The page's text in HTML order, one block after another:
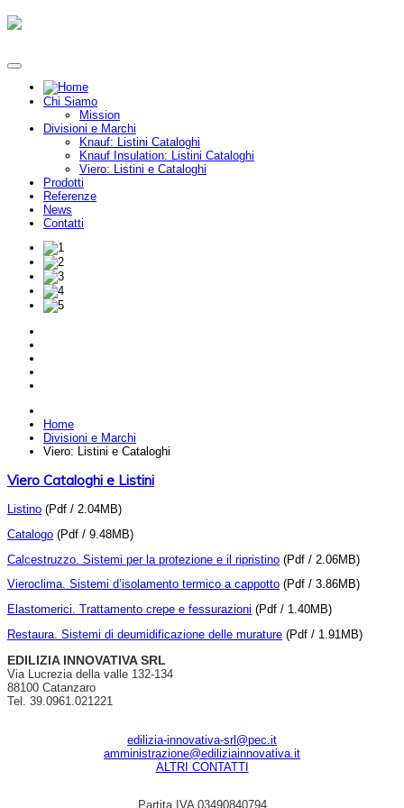
Chi Siamo
Mission
Divisioni e Marchi
Knauf: Listini Cataloghi
Knauf Insulation: Listini Cataloghi
Viero: Listini e Cataloghi
Prodotti
Referenze
News
Contatti
Home
Divisioni e Marchi
Viero: Listini e Cataloghi
Viero Cataloghi e Listini
Listino (Pdf / 2.04MB)
Catalogo (Pdf / 9.48MB)
Calcestruzzo. Sistemi per la protezione e il ripristino (Pdf / 2.06MB)
Vieroclima. Sistemi d’isolamento termico a cappotto (Pdf / 3.86MB)
Elastomerici. Trattamento crepe e fessurazioni (Pdf / 1.40MB)
Restaura. Sistemi di deumidificazione delle murature (Pdf / 1.91MB)
EDILIZIA INNOVATIVA SRL
Via Lucrezia della valle 132-134
88100 Catanzaro
Tel. 39.0961.021221
edilizia-innovativa-srl@pec.it
amministrazione@ediliziainnovativa.it
ALTRI CONTATTI
Partita IVA 03490840794